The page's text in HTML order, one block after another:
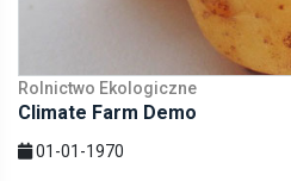
Rolnictwo Ekologiczne
Climate Farm Demo
01-01-1970